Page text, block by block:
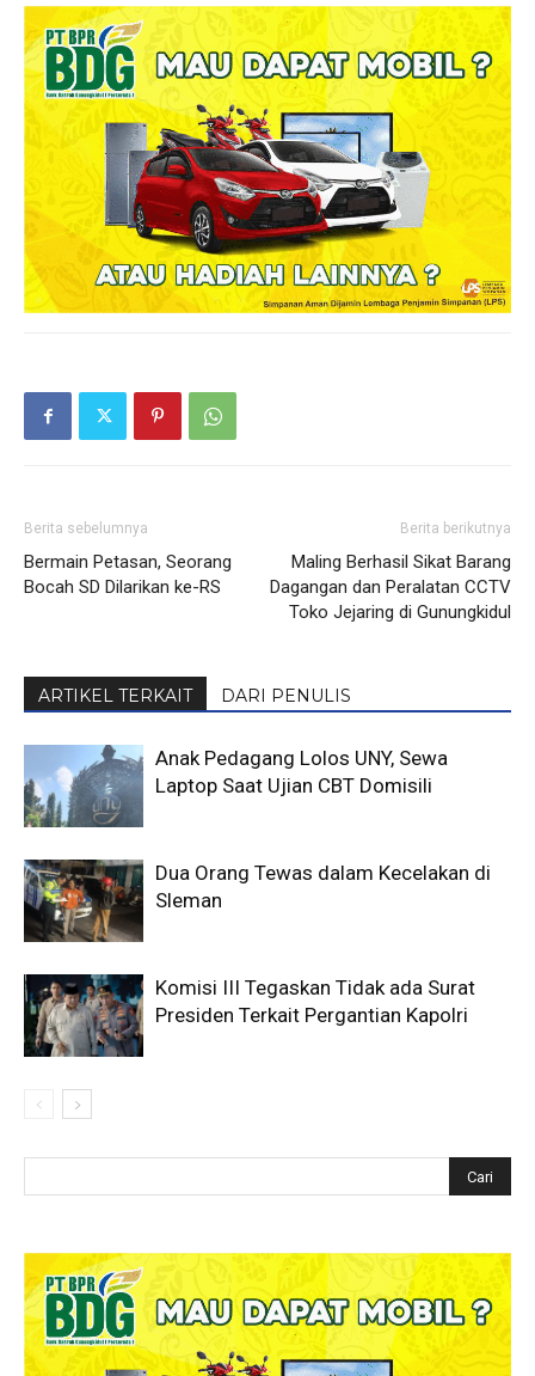
Berita sebelumnya
Bermain Petasan, Seorang
Bocah SD Dilarikan ke-RS
Berita berikutnya
Maling Berhasil Sikat Barang
Dagangan dan Peralatan CCTV
Toko Jejaring di Gunungkidul
ARTIKEL TERKAIT DARI PENULIS
Anak Pedagang Lolos UNY, Sewa
Laptop Saat Ujian CBT Domisili
Dua Orang Tewas dalam Kecelakan di
Sleman
Komisi III Tegaskan Tidak ada Surat
Presiden Terkait Pergantian Kapolri